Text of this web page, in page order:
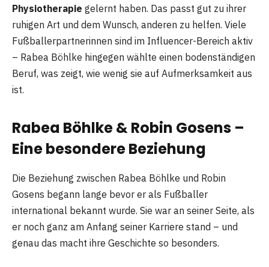
Physiotherapie gelernt haben. Das passt gut zu ihrer
ruhigen Art und dem Wunsch, anderen zu helfen. Viele
Fußballerpartnerinnen sind im Influencer-Bereich aktiv
– Rabea Böhlke hingegen wählte einen bodenständigen
Beruf, was zeigt, wie wenig sie auf Aufmerksamkeit aus
ist.
Rabea Böhlke & Robin Gosens –
Eine besondere Beziehung
Die Beziehung zwischen Rabea Böhlke und Robin
Gosens begann lange bevor er als Fußballer
international bekannt wurde. Sie war an seiner Seite, als
er noch ganz am Anfang seiner Karriere stand – und
genau das macht ihre Geschichte so besonders.